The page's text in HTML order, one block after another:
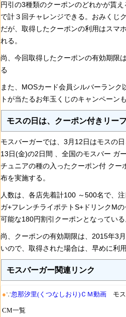
円引の3種類のクーポンのどれかが貰
で計３回チャレンジできる。おみくじ
だが、取得したクーポンの利用はスマ
れる。
尚、今回取得したクーポンの有効期限
る
また、MOSカード会員シルバーランク
トが当たるお年玉くじのキャンペーン
モスの日は、クーポン付きリー
モスバーガーでは、3月12日はモスの
13日(金)の2日間 、全国のモスバー ガ
チュニアの種の入ったクーポン付 クー
布を実施する。
人数は、各店先着計100 ～500名で、
ガ+フレンチライポテトS+ドリンクM
可能な180円割引クーポンとなっている
尚、クーポンの有効期限は、2015年3
いので、取得された場合は、早めに利
モスバーガー関連リンク
●∵忽那汐里(くつなしおり)ＣＭ動画 モス
CM一覧